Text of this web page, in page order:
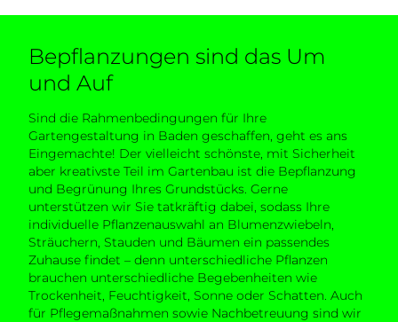
Bepflanzungen sind das Um
und Auf
Sind die Rahmenbedingungen für Ihre
Gartengestaltung in Baden geschaffen, geht es ans
Eingemachte! Der vielleicht schönste, mit Sicherheit
aber kreativste Teil im Gartenbau ist die Bepflanzung
und Begrünung Ihres Grundstücks. Gerne
unterstützen wir Sie tatkräftig dabei, sodass Ihre
individuelle Pflanzenauswahl an Blumenzwiebeln,
Sträuchern, Stauden und Bäumen ein passendes
Zuhause findet – denn unterschiedliche Pflanzen
brauchen unterschiedliche Begebenheiten wie
Trockenheit, Feuchtigkeit, Sonne oder Schatten. Auch
für Pflegemaßnahmen sowie Nachbetreuung sind wir